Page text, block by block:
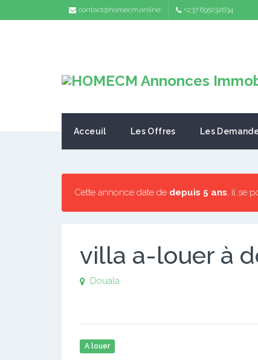
contact@homecm.online +237 695032634
Acceuil Les Offres Les
Cette annonce date de depuis 5 ans, il se
villa a-louer à
Douala
A louer